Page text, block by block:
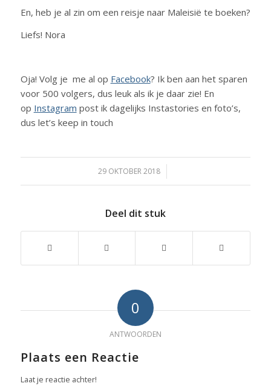
En, heb je al zin om een reisje naar Maleisië te boeken?
Liefs! Nora
Oja! Volg je me al op Facebook? Ik ben aan het sparen
voor 500 volgers, dus leuk als ik je daar zie! En
op Instagram post ik dagelijks Instastories en foto’s,
dus let’s keep in touch
29 OKTOBER 2018
/
Deel dit stuk
0
ANTWOORDEN
Plaats een Reactie
Laat je reactie achter!